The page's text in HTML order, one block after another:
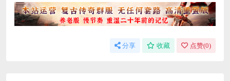
分享 收藏 点赞(0)